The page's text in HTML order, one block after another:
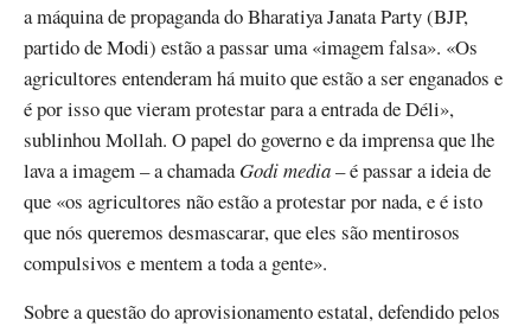
a máquina de propaganda do Bharatiya Janata Party (BJP,
partido de Modi) estão a passar uma «imagem falsa». «Os
agricultores entenderam há muito que estão a ser enganados e
é por isso que vieram protestar para a entrada de Déli»,
sublinhou Mollah. O papel do governo e da imprensa que lhe
lava a imagem – a chamadaGodi media– é passar a ideia de
que «os agricultores não estão a protestar por nada, e é isto
que nós queremos desmascarar, que eles são mentirosos
compulsivos e mentem a toda a gente».
Sobre a questão do aprovisionamento estatal, defendido pelos